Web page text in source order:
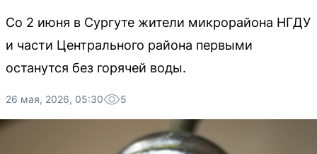
Со 2 июня в Сургуте жители микрорайона НГДУ
и части Центрального района первыми
останутся без горячей воды.
26 мая, 2026, 05:30 5